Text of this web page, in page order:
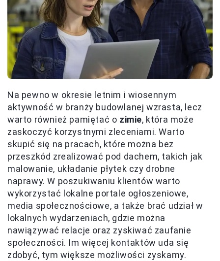
Na pewno w okresie letnim i wiosennym
aktywność w branży budowlanej wzrasta, lecz
warto również pamiętać o zimie, która może
zaskoczyć korzystnymi zleceniami. Warto
skupić się na pracach, które można bez
przeszkód zrealizować pod dachem, takich jak
malowanie, układanie płytek czy drobne
naprawy. W poszukiwaniu klientów warto
wykorzystać lokalne portale ogłoszeniowe,
media społecznościowe, a także brać udział w
lokalnych wydarzeniach, gdzie można
nawiązywać relacje oraz zyskiwać zaufanie
społeczności. Im więcej kontaktów uda się
zdobyć, tym większe możliwości zyskamy.